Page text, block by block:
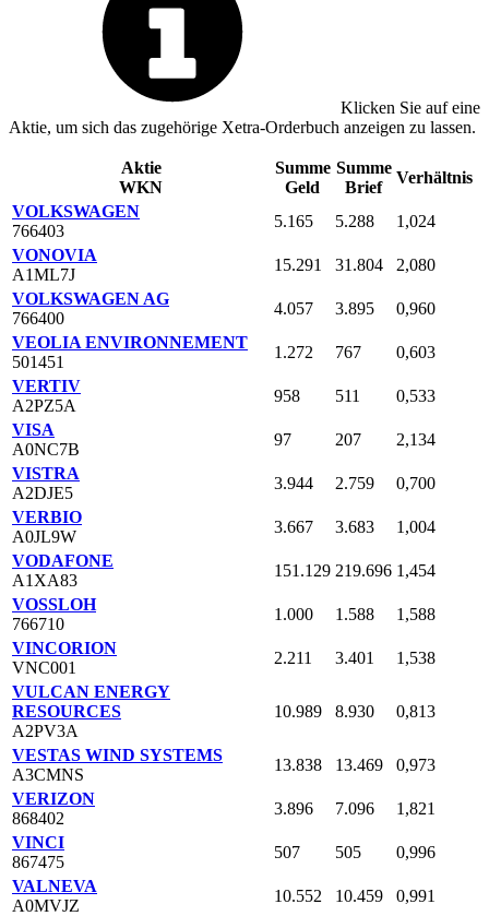
Klicken Sie auf eine
Aktie, um sich das zugehörige Xetra-Orderbuch anzeigen zu lassen.
Aktie
WKN
Summe
Geld
Summe
Brief
Verhältnis
VOLKSWAGEN
766403
5.165 5.288
1,024
VONOVIA
A1ML7J
15.291 31.804
2,080
VOLKSWAGEN AG
766400
4.057 3.895
0,960
VEOLIA ENVIRONNEMENT
501451
1.272 767
0,603
VERTIV
A2PZ5A
958 511
0,533
VISA
A0NC7B
97 207
2,134
VISTRA
A2DJE5
3.944 2.759
0,700
VERBIO
A0JL9W
3.667 3.683
1,004
VODAFONE
A1XA83
151.129 219.696 1,454
VOSSLOH
766710
1.000 1.588
1,588
VINCORION
VNC001
2.211 3.401
1,538
VULCAN ENERGY
RESOURCES
A2PV3A
10.989 8.930 0,813
VESTAS WIND SYSTEMS
A3CMNS
13.838 13.469
0,973
VERIZON
868402
3.896 7.096
1,821
VINCI
867475
507 505
0,996
VALNEVA
A0MVJZ
10.552 10.459
0,991